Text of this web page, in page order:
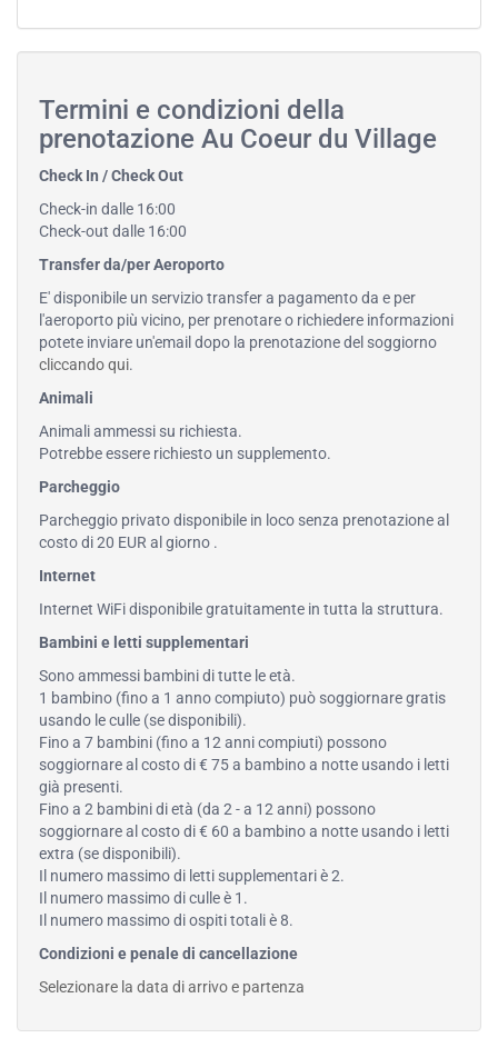
Termini e condizioni della
prenotazione Au Coeur du Village
Check In / Check Out
Check-in dalle 16:00
Check-out dalle 16:00
Transfer da/per Aeroporto
E' disponibile un servizio transfer a pagamento da e per
l'aeroporto più vicino, per prenotare o richiedere informazioni
potete inviare un'email dopo la prenotazione del soggiorno
cliccando qui.
Animali
Animali ammessi su richiesta.
Potrebbe essere richiesto un supplemento.
Parcheggio
Parcheggio privato disponibile in loco senza prenotazione al
costo di 20 EUR al giorno .
Internet
Internet WiFi disponibile gratuitamente in tutta la struttura.
Bambini e letti supplementari
Sono ammessi bambini di tutte le età.
1 bambino (fino a 1 anno compiuto) può soggiornare gratis
usando le culle (se disponibili).
Fino a 7 bambini (fino a 12 anni compiuti) possono
soggiornare al costo di € 75 a bambino a notte usando i letti
già presenti.
Fino a 2 bambini di età (da 2 - a 12 anni) possono
soggiornare al costo di € 60 a bambino a notte usando i letti
extra (se disponibili).
Il numero massimo di letti supplementari è 2.
Il numero massimo di culle è 1.
Il numero massimo di ospiti totali è 8.
Condizioni e penale di cancellazione
Selezionare la data di arrivo e partenza